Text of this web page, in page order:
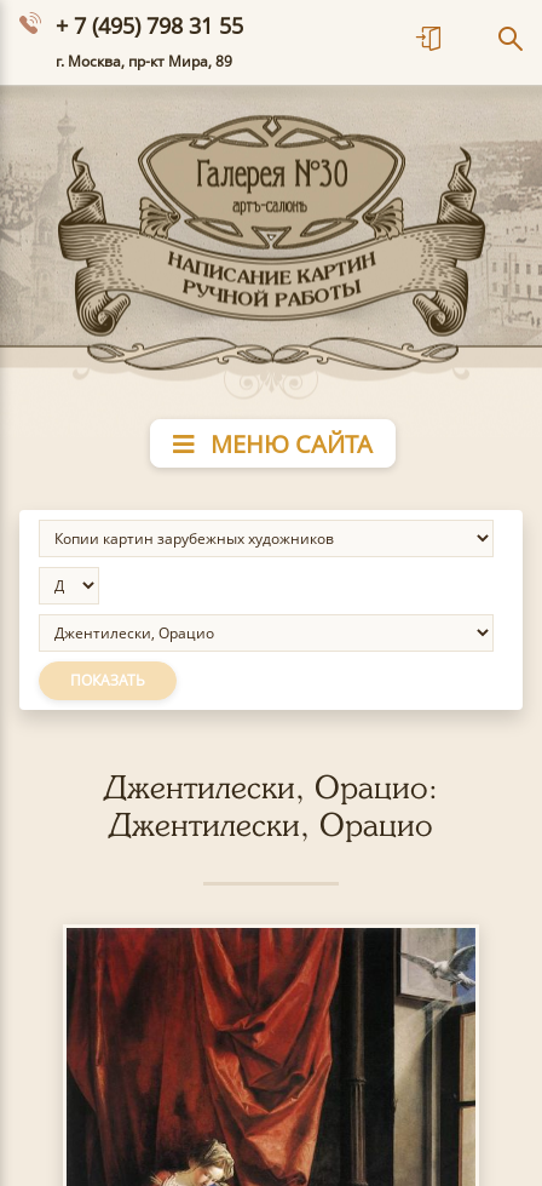
+ 7 (495) 798 31 55
г. Москва, пр-кт Мира, 89
МЕНЮ САЙТА
ПОКАЗАТЬ
Джентилески, Орацио:
Джентилески, Орацио